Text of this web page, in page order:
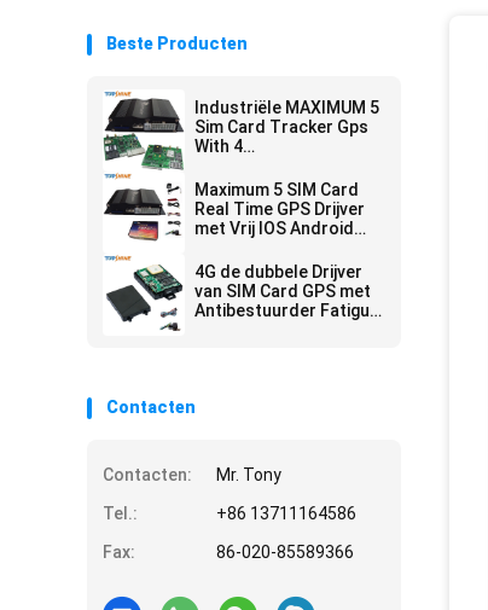
Beste Producten
Industriële MAXIMUM 5
Sim Card Tracker Gps
With 4
Camera
Maximum 5 SIM Card
Real Time GPS Drijver
met Vrij IOS Android
4G de dubbele Drijver
van SIM Card GPS met
Antibestuurder Fatigue
Contacten
Contacten:
Mr. Tony
Tel.:
+86 13711164586
Fax:
86-020-85589366